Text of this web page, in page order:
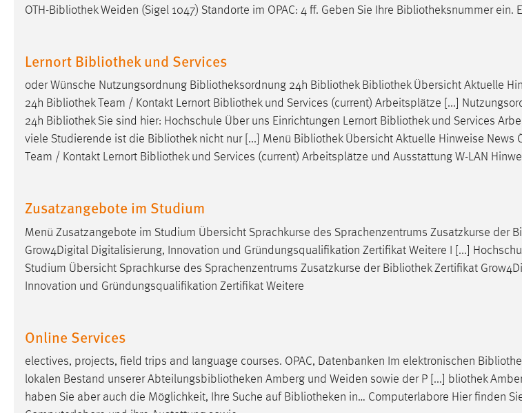
OTH-BibliothekWeiden (Sigel 1047) Standorte im OPAC: 4 ff. Geben Sie Ihre Bibliotheksnummerein.
Lernort Bibliothek und Services
oder Wünsche Nutzungsordnung Bibliotheksordnung 24h Bibliothek BibliothekÜbersicht Aktuelle
24h BibliothekTeam / Kontakt Lernort Bibliothekund Services (current) Arbeitsplätze [...]
24h BibliothekSie sind hier: Hochschule Über uns Einrichtungen Lernort Bibliothekund Services
viele Studierende ist die Bibliotheknicht nur [...] Menü BibliothekÜbersicht Aktuelle Hinweise News
Team / Kontakt Lernort Bibliothekund Services (current) Arbeitsplätze und Ausstattung W-LAN
Zusatzangebote im Studium
Menü Zusatzangebote im Studium Übersicht Sprachkurse des Sprachenzentrums Zusatzkurse der
Grow4Digital Digitalisierung, Innovation und Gründungsqualifikation Zertifikat Weitere I [...]
Studium Übersicht Sprachkurse des Sprachenzentrums Zusatzkurse der BibliothekZertifikat
Innovation und Gründungsqualifikation Zertifikat Weitere
Online Services
electives, projects, field trips and language courses. OPAC, Datenbanken Im elektronischen
lokalen Bestand unserer Abteilungsbibliotheken Amberg und Weiden sowie der P [...] bliothek
haben Sie aber auch die Möglichkeit, Ihre Suche auf Bibliotheken in… Computerlabore Hier finden